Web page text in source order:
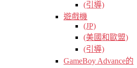
(引導)
遊戲機
(JP)
(美國和歐盟)
(引導)
GameBoy Advance的